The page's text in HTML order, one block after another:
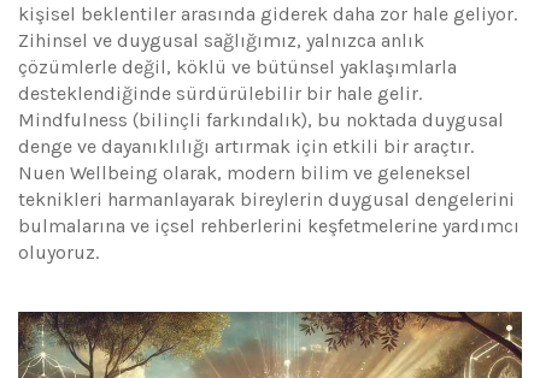
kişisel beklentiler arasında giderek daha zor hale geliyor.
Zihinsel ve duygusal sağlığımız, yalnızca anlık
çözümlerle değil, köklü ve bütünsel yaklaşımlarla
desteklendiğinde sürdürülebilir bir hale gelir.
Mindfulness (bilinçli farkındalık), bu noktada duygusal
denge ve dayanıklılığı artırmak için etkili bir araçtır.
Nuen Wellbeing olarak, modern bilim ve geleneksel
teknikleri harmanlayarak bireylerin duygusal dengelerini
bulmalarına ve içsel rehberlerini keşfetmelerine yardımcı
oluyoruz.